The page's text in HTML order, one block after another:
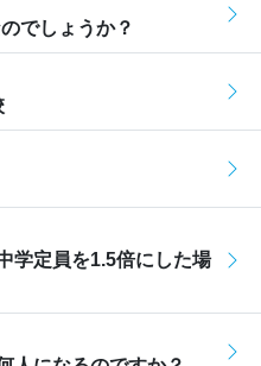
でしょうか？
学定員を1.5倍にした場